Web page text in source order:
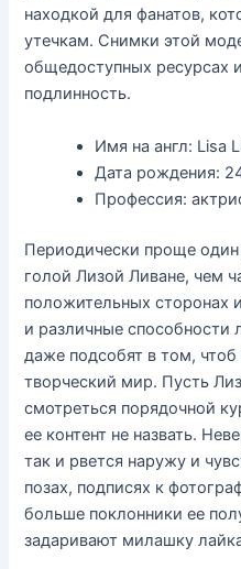
находкой для фанатов,
утечкам. Снимки этой
общедоступных ресурсах
подлинность.
Имя на англ: Lisa
Дата рождения:
Профессия:
Периодически проще
голой Лизой Ливане, чем
положительных сторонах
и различные способности
даже подсобят в том,
творческий мир. Пусть
смотреться порядочной
ее контент не назвать.
так и рвется наружу и
позах, подписях к
больше поклонники ее
задаривают милашку